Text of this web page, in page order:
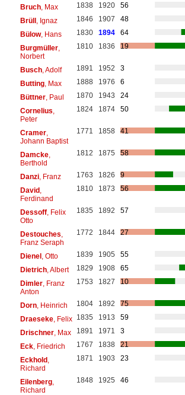
Bruch, Max 1838 1920
56
Brüll, Ignaz 1846 1907
48
Bülow, Hans 1830 1894
64
Burgmüller,
Norbert
1810 1836 19
Busch, Adolf 1891 1952
3
Butting, Max 1888 1976
6
Büttner, Paul 1870 1943
24
Cornelius
Peter
1824 1874 50
Cramer,
Johann Baptist
1771 1858 41
Damcke,
Berthold
1812 1875 58
Danzi, Franz 1763 1826
9
David,
Ferdinand
1810 1873 56
Dessoff, Felix
Otto
1835 1892 57
Destouches
Franz Seraph
1772 1844 27
Dienel, Otto 1839 1905
55
Dietrich, Albert 1829 1908
65
Dimler, Franz
Anton
1753 1827 10
Dorn, Heinrich 1804 1892
75
Draeseke, Felix 1835 1913
59
Drischner, Max 1891 1971
3
Eck, Friedrich 1767 1838
21
Eckhold,
Richard
1871 1903 23
Eilenberg,
Richard
1848 1925 46